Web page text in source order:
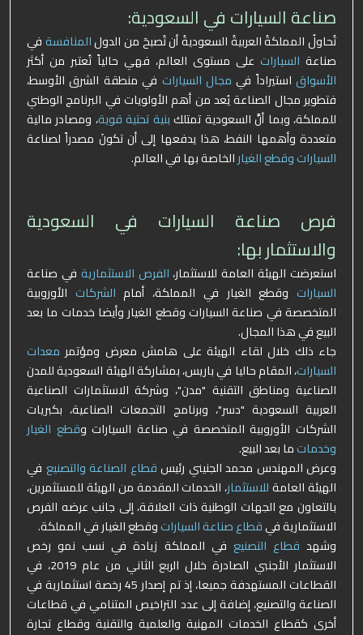
صناعة السيارات في السعودية:
تُحاولُ المملكةُ العربيةُ السعوديةُ أن تُصبحَ من الدولالمنافسةفي
صناعة السيارات على مستوى العالم، فهي حالياً تُعتبر من أكثر
الأسواق استيراداً في مجال السيارات في منطقة الشرق الأوسط،
فتطوير مجال الصناعة يُعد من أهم الأولويات في البرنامج الوطني
للمملكة، وبما أنَّ السعودية تمتلكبنية تحتية قوية، ومصادر مالية
متعددة وأهمها النفط، هذا يدفعها إلى أن تكونَ مصدراً لصناعة
السيارات وقطع الغيارالخاصة بها في العالم.
فرص صناعة السيارات في السعودية
والاستثمار بها:
استعرضت الهيئة العامة للاستثمار،الفرص الاستثمارية في صناعة
السيارات وقطع الغيار في المملكة، أمام الشركات الأوروبية
المتخصصة في صناعة السيارات وقطع الغيار وأيضا خدمات ما بعد
البيع في هذا المجال.
جاء ذلك خلال لقاء الهيئة على هامش معرض ومؤتمر معدات
السيارات، المقام حاليا في باريس، بمشاركة الهيئة السعودية للمدن
الصناعية ومناطق التقنية "مدن"، وشركة الاستثمارات الصناعية
العربية السعودية "دسر"، وبرنامج التجمعات الصناعية، بكبريات
الشركات الأوروبية المتخصصة في صناعة السيارات وقطع الغيار
وخدماتما بعد البيع.
وعرض المهندس محمد الجنيني رئيسقطاع الصناعة والتصنيع في
الهيئة العامةللاستثمار، الخدمات المقدمة من الهيئة للمستثمرين،
بالتعاون مع الجهات الوطنية ذات العلاقة، إلى جانب عرضه الفرص
الاستثمارية فيقطاع صناعة السياراتوقطع الغيار في المملكة.
وشهدقطاع التصنيع في المملكة زيادة في نسب نمو رخص
الاستثمار الأجنبي الصادرة خلال الربع الثاني من عام 2019، في
القطاعات المستهدفة جميعا، إذ تم إصدار 45 رخصة استثمارية في
الصناعة والتصنيع، إضافة إلى عدد التراخيص المتنامي في قطاعات
أخرى كقطاع الخدمات المهنية والعلمية والتقنية وقطاع تجارة